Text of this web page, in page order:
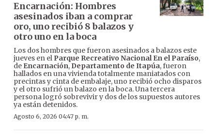
Encarnación: Hombres
asesinados iban a comprar
oro, uno recibió 8 balazos y
otro uno en la boca
Los dos hombres que fueron asesinados a balazos este
jueves en el Parque Recreativo Nacional En el Paraíso,
de Encarnación, Departamento de Itapúa, fueron
hallados en una vivienda totalmente maniatados con
precintas y cinta de embalaje, uno recibió ocho disparos
y el otro sufrió un balazo en la boca. Una tercera
persona logró sobrevivir y dos de los supuestos autores
ya están detenidos.
Agosto 6, 2026 04:47 p. m.